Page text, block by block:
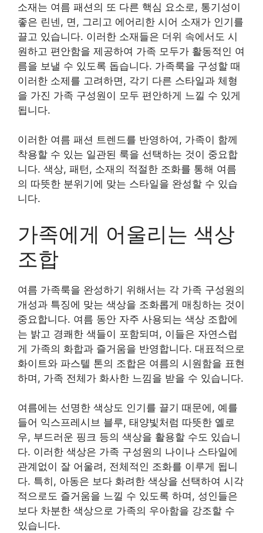
소재는 여름 패션의 또 다른 핵심 요소로, 통기성이
좋은 린넨, 면, 그리고 에어리한 시어 소재가 인기를
끌고 있습니다. 이러한 소재들은 더위 속에서도 시
원하고 편안함을 제공하여 가족 모두가 활동적인 여
름을 보낼 수 있도록 돕습니다. 가족룩을 구성할 때
이러한 소제를 고려하면, 각기 다른 스타일과 체형
을 가진 가족 구성원이 모두 편안하게 느낄 수 있게
됩니다.
이러한 여름 패션 트렌드를 반영하여, 가족이 함께
착용할 수 있는 일관된 룩을 선택하는 것이 중요합
니다. 색상, 패턴, 소재의 적절한 조화를 통해 여름
의 따뜻한 분위기에 맞는 스타일을 완성할 수 있습
니다.
가족에게 어울리는 색상
조합
여름 가족룩을 완성하기 위해서는 각 가족 구성원의
개성과 특징에 맞는 색상을 조화롭게 매칭하는 것이
중요합니다. 여름 동안 자주 사용되는 색상 조합에
는 밝고 경쾌한 색들이 포함되며, 이들은 자연스럽
게 가족의 화합과 즐거움을 반영합니다. 대표적으로
화이트와 파스텔 톤의 조합은 여름의 시원함을 표현
하며, 가족 전체가 화사한 느낌을 받을 수 있습니다.
여름에는 선명한 색상도 인기를 끌기 때문에, 예를
들어 익스프레시브 블루, 태양빛처럼 따뜻한 옐로
우, 부드러운 핑크 등의 색상을 활용할 수도 있습니
다. 이러한 색상은 가족 구성원의 나이나 스타일에
관계없이 잘 어울려, 전체적인 조화를 이루게 됩니
다. 특히, 아동은 보다 화려한 색상을 선택하여 시각
적으로도 즐거움을 느낄 수 있도록 하며, 성인들은
보다 차분한 색상으로 가족의 우아함을 강조할 수
있습니다.